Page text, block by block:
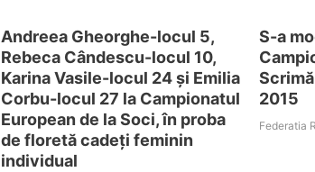
Andreea Gheorghe-locul 5,
Rebeca Cândescu-locul 10,
Karina Vasile-locul 24 și Emilia
Corbu-locul 27 la Campionatul
European de la Soci, în proba
de floretă cadeți feminin
individual
S-a
2015
Federatia